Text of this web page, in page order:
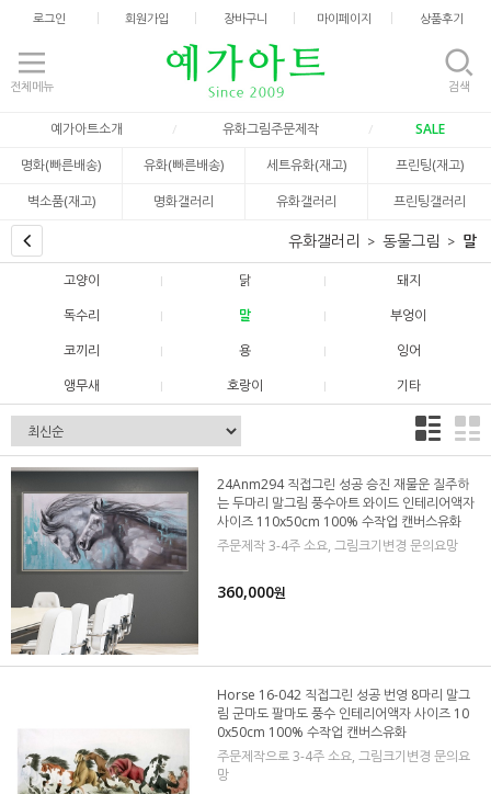
로그인 회원가입 장바구니 마이페이지 상품후기
전체메뉴 검색
예가아트소개 유화그림주문제작
SALE
명화(빠른배송)
유화(빠른배송) 세트유화(재고)
프린팅(재고)
벽소품(재고)
명화갤러리 유화갤러리 프린팅갤러리
유화갤러리 동물그림 말
고양이 닭
돼지
독수리
말
부엉이
코끼리
용
잉어
앵무새
호랑이 기타
24Anm294 직접그린 성공 승진 재물운 질주하
는 두마리 말그림 풍수아트 와이드 인테리어액자
사이즈 110x50cm 100% 수작업 캔버스유화
주문제작 3-4주 소요, 그림크기변경 문의요망
360,000원
Horse 16-042 직접그린 성공 번영 8마리 말그
림 군마도 팔마도 풍수 인테리어액자 사이즈 10
0x50cm 100% 수작업 캔버스유화
주문제작으로 3-4주 소요, 그림크기변경 문의요
망